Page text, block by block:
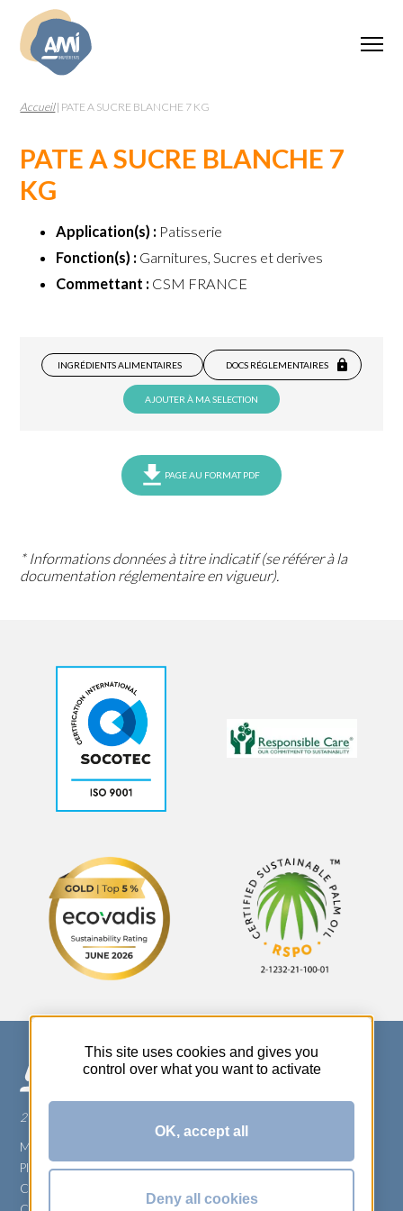
Accueil| PATE A SUCRE BLANCHE 7 KG
PATE A SUCRE BLANCHE 7
KG
Application(s) : Patisserie
Fonction(s) : Garnitures, Sucres et derives
Commettant : CSM FRANCE
INGRÉDIENTS ALIMENTAIRES DOCS RÉGLEMENTAIRES
AJOUTER À MA SELECTION
PAGE AU FORMAT PDF
* Informations données à titre indicatif (se référer à la
documentation réglementaire en vigueur).
270 Rue Thérèse Planiol - 37310 TAUXIGNY
Mentions légales
Plan du site
Carrière
This site uses cookies and gives you
control over what you want to activate
OK, accept all
Deny all cookies